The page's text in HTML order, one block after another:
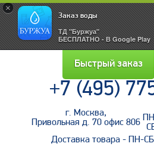
×
Заказ воды
ТД "Буржуа"
БЕСПЛАТНО - В Google Play
Войти
Напомнить пароль
Быстрый заказ
+7 (495)
г. Москва,
Привольная д. 70 офис 806
Доставка товара - ПН-